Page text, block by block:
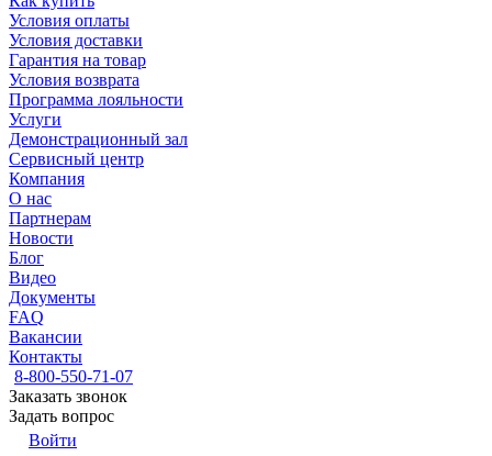
Условия оплаты
Условия доставки
Гарантия на товар
Условия возврата
Программа лояльности
Услуги
Демонстрационный зал
Сервисный центр
Компания
О нас
Партнерам
Новости
Блог
Видео
Документы
FAQ
Вакансии
Контакты
8-800-550-71-07
Заказать звонок
Задать вопрос
Войти